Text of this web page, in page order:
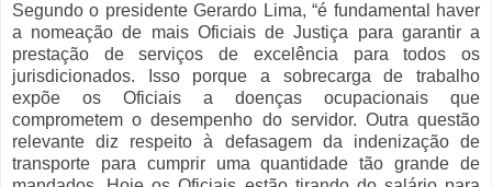
Segundo o presidente Gerardo Lima, “é fundamental haver
a nomeação de mais Oficiais de Justiça para garantir a
prestação de serviços de excelência para todos os
jurisdicionados. Isso porque a sobrecarga de trabalho
expõe os Oficiais a doenças ocupacionais que
comprometem o desempenho do servidor. Outra questão
relevante diz respeito à defasagem da indenização de
transporte para cumprir uma quantidade tão grande de